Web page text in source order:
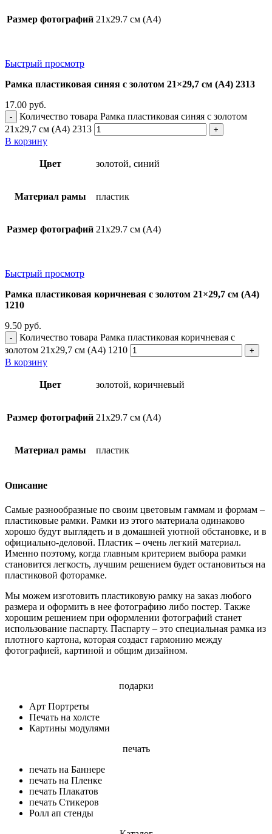
Размер фотографий 21х29.7 см (А4)
Быстрый просмотр
Рамка пластиковая синяя с золотом 21×29,7 см (А4) 2313
17.00 руб.
Количество товара Рамка пластиковая синяя с золотом
21x29,7 см (А4) 2313
В корзину
Цвет золотой, синий
Материал рамы пластик
Размер фотографий 21х29.7 см (А4)
Быстрый просмотр
Рамка пластиковая коричневая с золотом 21×29,7 см (А4)
1210
9.50 руб.
Количество товара Рамка пластиковая коричневая с
золотом 21x29,7 см (А4) 1210
В корзину
Цвет золотой, коричневый
Размер фотографий 21х29.7 см (А4)
Материал рамы пластик
Описание
Самые разнообразные по своим цветовым гаммам и формам –
пластиковые рамки. Рамки из этого материала одинаково
хорошо будут выглядеть и в домашней уютной обстановке, и в
официально-деловой. Пластик – очень легкий материал.
Именно поэтому, когда главным критерием выбора рамки
становится легкость, лучшим решением будет остановиться на
пластиковой фоторамке.
Мы можем изготовить пластиковую рамку на заказ любого
размера и оформить в нее фотографию либо постер. Также
хорошим решением при оформлении фотографий станет
использование паспарту. Паспарту – это специальная рамка из
плотного картона, которая создаст гармонию между
фотографией, картиной и общим дизайном.
подарки
Арт Портреты
Печать на холсте
Картины модулями
печать
печать на Баннере
печать на Пленке
печать Плакатов
печать Стикеров
Ролл ап стенды